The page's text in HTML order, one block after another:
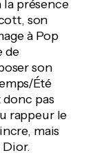
présence
son
à Pop
de
son
Été
donc pas
rappeur le
mais
Dior.